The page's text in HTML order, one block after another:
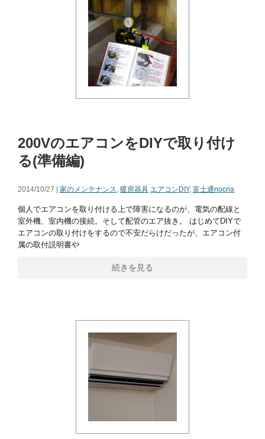
200VのエアコンをDIYで取り付け
る(準備編)
2014/10/27 | 家のメンテナンス, 暖房器具 エアコンDIY, 富士通nocria
個人でエアコンを取り付ける上で障害になるのが、電気の配線と
室外機、室内機の接続。そして配管のエア抜き。 はじめてDIYで
エアコンの取り付けをするので不安だらけだったが、エアコン付
属の取付説明書や
続きを見る